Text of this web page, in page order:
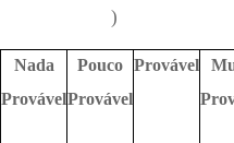
)
Nada Pouco Provável
ProvávelProvável